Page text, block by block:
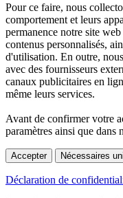
Pour ce faire, nous
comportement et leurs
permanence notre site
contenus personnalisés,
d'utilisation. En outre,
avec des fournisseurs
canaux publicitaires en
même leurs services.
Avant de confirmer votre
paramètres ainsi que dans
Accepter Nécessaires
Déclaration de